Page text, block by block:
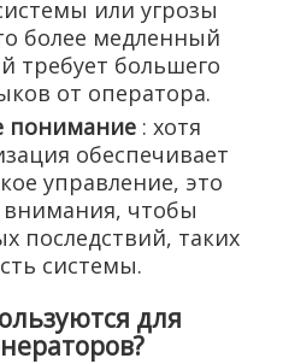
или угрозы
более медленный
требует большего
от оператора.
понимание : хотя
обеспечивает
управление, это
внимания, чтобы
последствий, таких
системы.
для